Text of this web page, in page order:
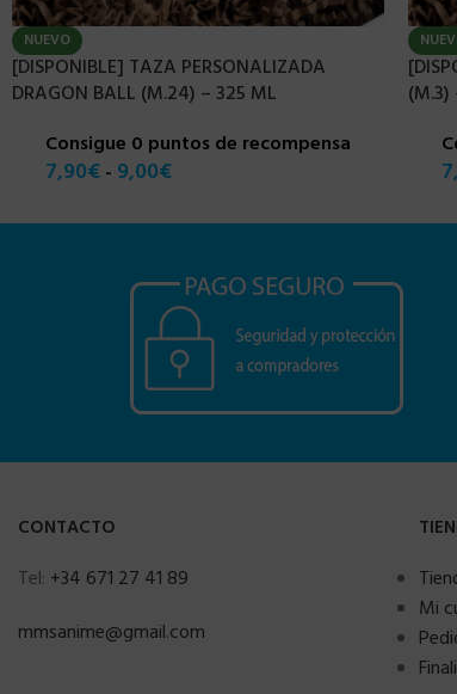
NUEVO
[DISPONIBLE] TAZA PERSONALIZADA
DRAGON BALL (M.24) – 325 ML
Consigue 0 puntos de recompensa
7,90€- 9,00€
(M.3)
CONTACTO
Tel: +34 671 27 41 89
mmsanime@gmail.com
Mi